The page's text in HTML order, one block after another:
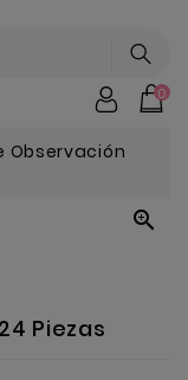
0
Observación

Piezas